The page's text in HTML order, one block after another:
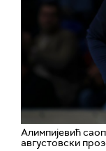
Алимпијевић
августовски